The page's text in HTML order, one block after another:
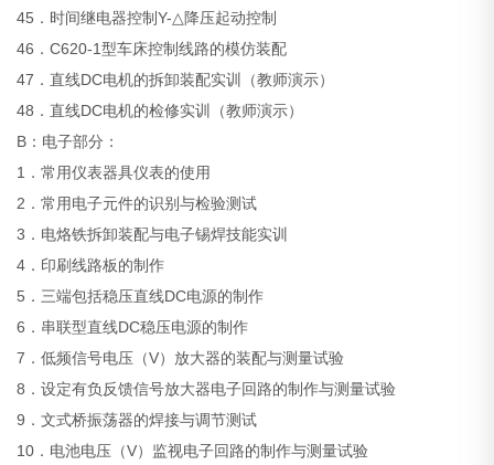
45．时间继电器控制Y-△降压起动控制
46．C620-1型车床控制线路的模仿装配
47．直线DC电机的拆卸装配实训（教师演示）
48．直线DC电机的检修实训（教师演示）
B：电子部分：
1．常用仪表器具仪表的使用
2．常用电子元件的识别与检验测试
3．电烙铁拆卸装配与电子锡焊技能实训
4．印刷线路板的制作
5．三端包括稳压直线DC电源的制作
6．串联型直线DC稳压电源的制作
7．低频信号电压（V）放大器的装配与测量试验
8．设定有负反馈信号放大器电子回路的制作与测量试验
9．文式桥振荡器的焊接与调节测试
10．电池电压（V）监视电子回路的制作与测量试验